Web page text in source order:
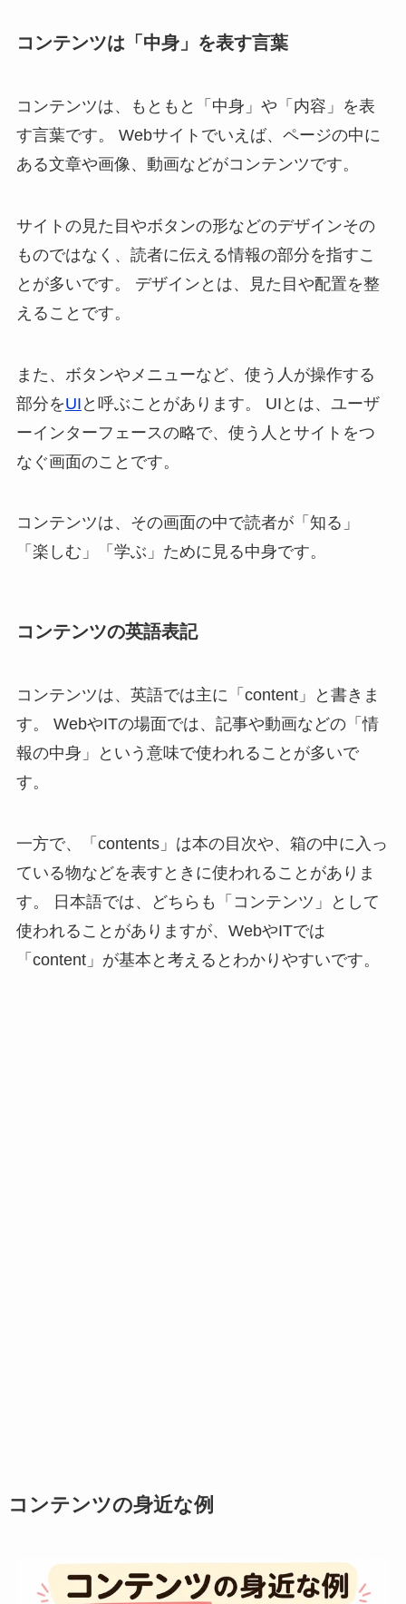
コンテンツは「中身」を表す言葉
コンテンツは、もともと「中身」や「内容」を表
す言葉です。 Webサイトでいえば、ページの中に
ある文章や画像、動画などがコンテンツです。
サイトの見た目やボタンの形などのデザインその
ものではなく、読者に伝える情報の部分を指すこ
とが多いです。 デザインとは、見た目や配置を整
えることです。
また、ボタンやメニューなど、使う人が操作する
部分をUI と呼ぶことがあります。 UIとは、ユーザ
ーインターフェースの略で、使う人とサイトをつ
なぐ画面のことです。
コンテンツは、その画面の中で読者が「知る」
「楽しむ」「学ぶ」ために見る中身です。
コンテンツの英語表記
コンテンツは、英語では主に「content」と書きま
す。 WebやITの場面では、記事や動画などの「情
報の中身」という意味で使われることが多いで
す。
一方で、「contents」は本の目次や、箱の中に入っ
ている物などを表すときに使われることがありま
す。 日本語では、どちらも「コンテンツ」として
使われることがありますが、WebやITでは
「content」が基本と考えるとわかりやすいです。
コンテンツの身近な例